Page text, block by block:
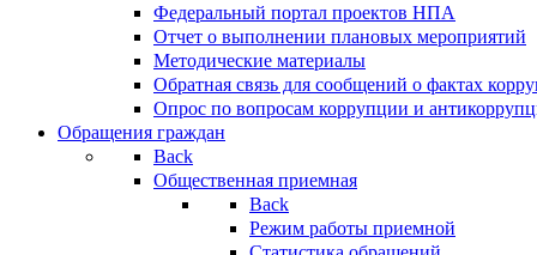
Федеральный портал проектов НПА
Отчет о выполнении плановых мероприятий
Методические материалы
Обратная связь для сообщений о фактах
Опрос по вопросам коррупции и
Обращения граждан
Back
Общественная приемная
Back
Режим работы приемной